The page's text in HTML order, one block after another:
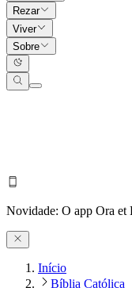
Rezar
Viver
Sobre
Novidade: O app Ora et
Início
Bíblia Católica